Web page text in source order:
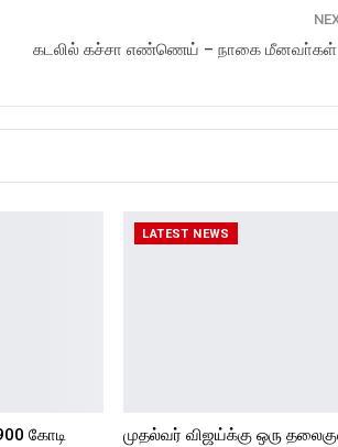
கடலில் கச்சா எண்ணெய் – நாகை மீனவா்கள்
கோடி
LATEST NEWS
முதல்வர் விஜய்க்கு ஒரு